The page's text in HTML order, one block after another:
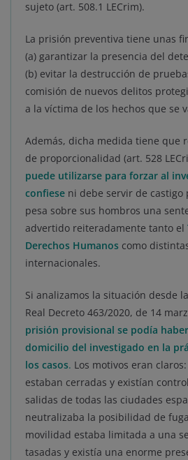
sujeto (art. 508.1 LECrim).
La prisión preventiva tiene unas
(a) garantizar la presencia del
(b) evitar la destrucción de
comisión de nuevos delitos
a la víctima de los hechos que se
Además, dicha medida tiene que
de proporcionalidad (art. 528
puede utilizarse para forzar al
confiese ni debe servir de
pesa sobre sus hombros una
advertido reiteradamente tanto el
Derechos Humanos como
internacionales.
Si analizamos la situación desde
Real Decreto 463/2020, de 14
prisión provisional se podía
domicilio del investigado en la
los casos. Los motivos eran
estaban cerradas y existían
salidas de todas las ciudades
neutralizaba la posibilidad de
movilidad estaba limitada a una
tasadas y existía una enorme